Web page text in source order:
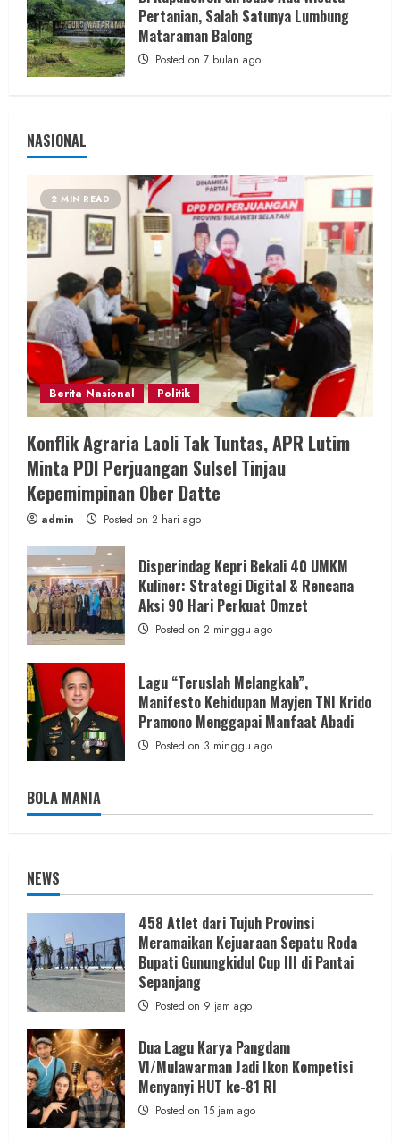
Pertanian, Salah Satunya Lumbung
Mataraman Balong
Posted on 7 bulan ago
NASIONAL
2 MIN READ
Berita Nasional Politik
Konflik Agraria Laoli Tak Tuntas, APR Lutim
Minta PDI Perjuangan Sulsel Tinjau
Kepemimpinan Ober Datte
admin Posted on 2 hari ago
Disperindag Kepri Bekali 40 UMKM
Kuliner: Strategi Digital & Rencana
Aksi 90 Hari Perkuat Omzet
Posted on 2 minggu ago
Lagu “Teruslah Melangkah”,
Manifesto Kehidupan Mayjen TNI Krido
Pramono Menggapai Manfaat Abadi
Posted on 3 minggu ago
BOLA MANIA
NEWS
458 Atlet dari Tujuh Provinsi
Meramaikan Kejuaraan Sepatu Roda
Bupati Gunungkidul Cup III di Pantai
Sepanjang
Posted on 9 jam ago
Dua Lagu Karya Pangdam
VI/Mulawarman Jadi Ikon Kompetisi
Menyanyi HUT ke-81 RI
Posted on 15 jam ago